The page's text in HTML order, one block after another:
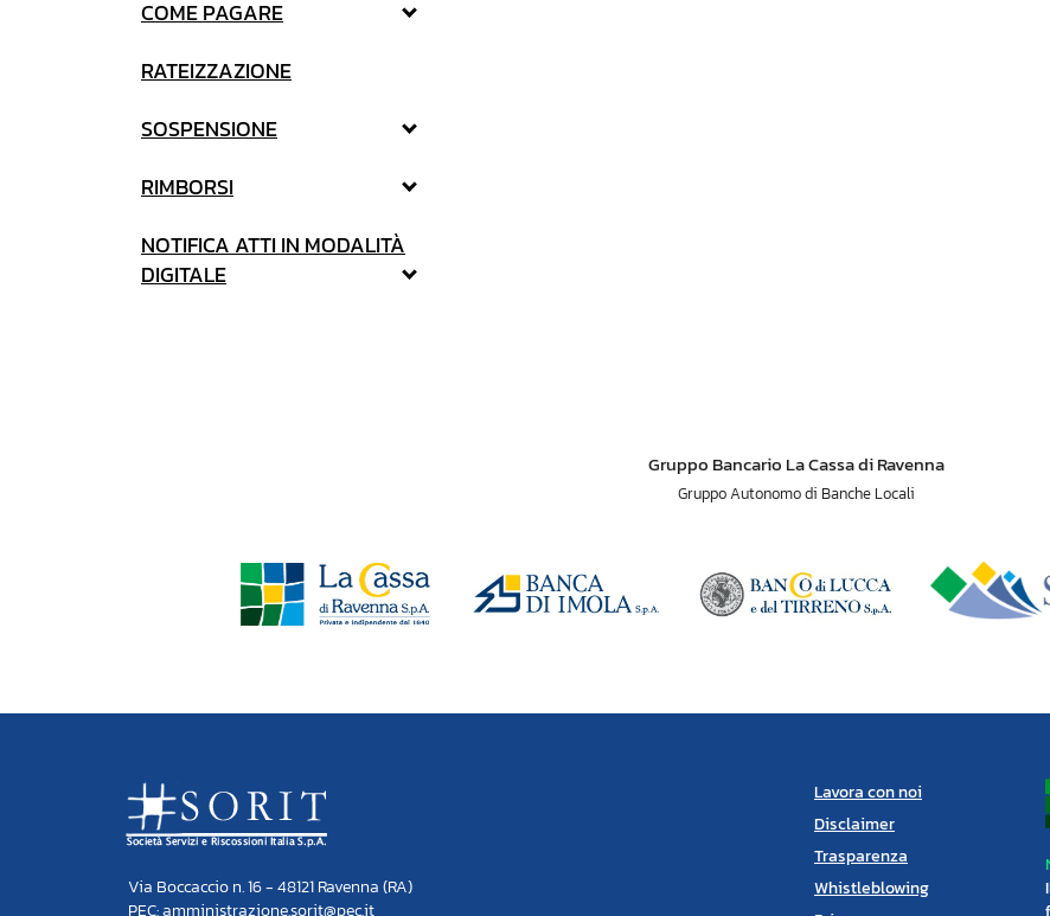
COME PAGARE
RATEIZZAZIONE
SOSPENSIONE
RIMBORSI
NOTIFICA ATTI IN MODALITÀ
DIGITALE
Gruppo Bancario La Cassa di Ravenna
Gruppo Autonomo di Banche Locali
Via Boccaccio n. 16 - 48121 Ravenna (RA)
PEC: amministrazione.sorit@pec.it
Lavora con noi
Disclaimer
Trasparenza
Whistleblowing